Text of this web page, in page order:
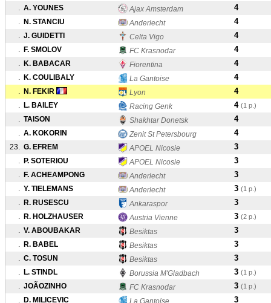
. A. YOUNES Ajax Amsterdam 4
. N. STANCIU Anderlecht 4
. J. GUIDETTI Celta Vigo 4
. F. SMOLOV FC Krasnodar 4
. K. BABACAR Fiorentina 4
. K. COULIBALY La Gantoise 4
. N. FEKIR Lyon 4
. L. BAILEY Racing Genk 4 (1 p.)
. TAISON Shakhtar Donetsk 4
. A. KOKORIN Zenit St Petersbourg 4
23. G. EFREM APOEL Nicosie 3
. P. SOTERIOU APOEL Nicosie 3
. F. ACHEAMPONG Anderlecht 3
. Y. TIELEMANS Anderlecht 3 (1 p.)
. R. RUSESCU Ankaraspor 3
. R. HOLZHAUSER Austria Vienne 3 (2 p.)
. V. ABOUBAKAR Besiktas 3
. R. BABEL Besiktas 3
. C. TOSUN Besiktas 3
. L. STINDL Borussia M'Gladbach 3 (1 p.)
. JOÃOZINHO FC Krasnodar 3 (1 p.)
. D. MILICEVIC La Gantoise 3